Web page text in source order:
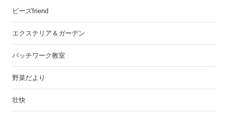
ビーズfriend
エクステリア＆ガーデン
パッチワーク教室
野菜だより
壮快